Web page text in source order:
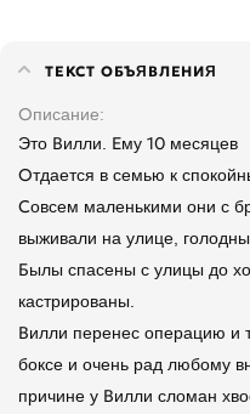
ТЕКСТ ОБЪЯВЛЕНИЯ
Описание
Это Вилли. Ему 10 месяцев
Отдается в семью к
Совсем маленькими они с
выживали на улице,
Былы спасены с улицы до
кастрированы.
Вилли перенес операцию и
боксе и очень рад любому
причине у Вилли сломан